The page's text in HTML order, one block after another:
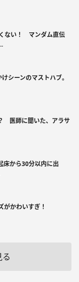
ない！ マンダム直伝
シーンのマストハブ。
医師に聞いた、アラサ
床から30分以内に出
がかわいすぎ！